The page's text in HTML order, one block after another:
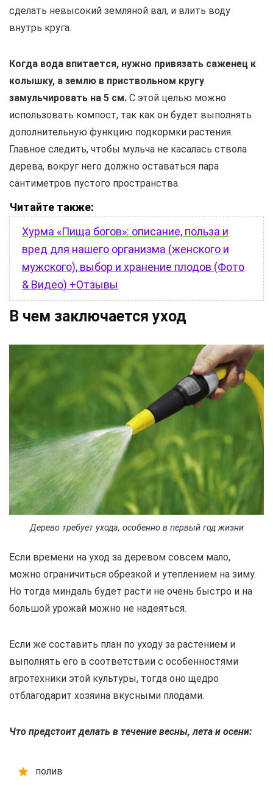
сделать невысокий земляной вал, и влить воду
внутрь круга.
Когда вода впитается, нужно привязать саженец к
колышку, а землю в приствольном кругу
замульчировать на 5 см. С этой целью можно
использовать компост, так как он будет выполнять
дополнительную функцию подкормки растения.
Главное следить, чтобы мульча не касалась ствола
дерева, вокруг него должно оставаться пара
сантиметров пустого пространства.
Читайте также:
Хурма «Пища богов»: описание, польза и
вред для нашего организма (женского и
мужского), выбор и хранение плодов (Фото
& Видео) +Отзывы
В чем заключается уход
Дерево требует ухода, особенно в первый год жизни
Если времени на уход за деревом совсем мало,
можно ограничиться обрезкой и утеплением на зиму.
Но тогда миндаль будет расти не очень быстро и на
большой урожай можно не надеяться.
Если же составить план по уходу за растением и
выполнять его в соответствии с особенностями
агротехники этой культуры, тогда оно щедро
отблагодарит хозяина вкусными плодами.
Что предстоит делать в течение весны, лета и осени:
полив